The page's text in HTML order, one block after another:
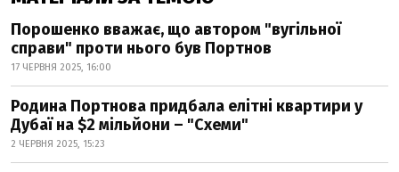
Порошенко вважає, що автором "вугільної
справи" проти нього був Портнов
17 ЧЕРВНЯ 2025, 16:00
Родина Портнова придбала елітні квартири у
Дубаї на $2 мільйони – "Схеми"
2 ЧЕРВНЯ 2025, 15:23